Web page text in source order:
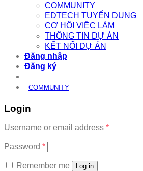
COMMUNITY
EDTECH TUYỂN DỤNG
CƠ HỘI VIỆC LÀM
THÔNG TIN DỰ ÁN
KẾT NỐI DỰ ÁN
Đăng nhập
Đăng ký
COMMUNITY
Login
Username or email address *Required
Password *Required
Remember me Log in